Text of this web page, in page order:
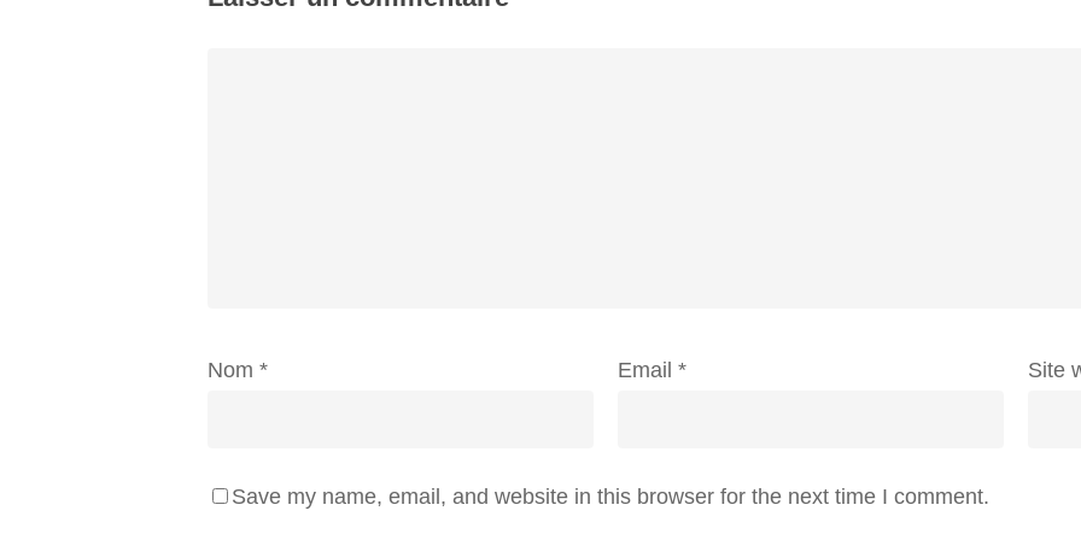
Nom * Email * Site
Save my name, email, and website in this browser for the next time I comment.